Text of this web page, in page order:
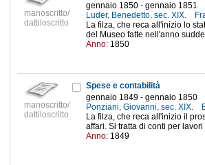
manoscritto/
dattiloscritto
gennaio 1850 - gennaio 1851
Luder, Benedetto, sec. XIX.
La filza, che reca all'inizio lo
del Museo fatte nell'anno
Anno: 1850
manoscritto/
dattiloscritto
Spese e contabilità
gennaio 1849 - gennaio 1850
Ponziani, Giovanni, sec. XIX.
La filza, che reca all'inizio il
affari. Si tratta di conti per
Anno: 1849